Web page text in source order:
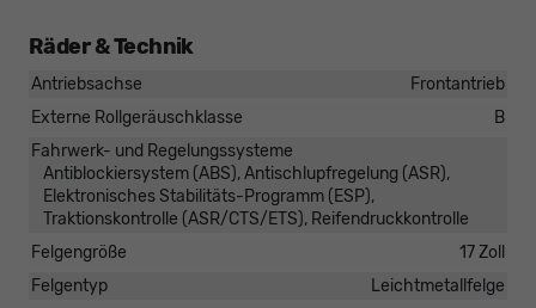
Räder & Technik
Antriebsachse
Frontantrieb
Externe Rollgeräuschklasse
B
Fahrwerk- und Regelungssysteme
Antiblockiersystem (ABS), Antischlupfregelung (ASR),
Elektronisches Stabilitäts-Programm (ESP),
Traktionskontrolle (ASR/CTS/ETS), Reifendruckkontrolle
Felgengröße
17 Zoll
Felgentyp
Leichtmetallfelge